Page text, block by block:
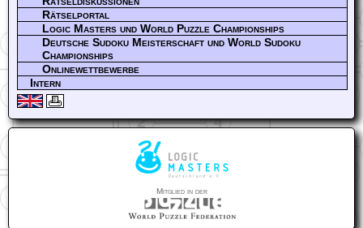
Rätselportal
Logic Masters und World Puzzle Championships
Deutsche Sudoku Meisterschaft und World Sudoku
Championships
Onlinewettbewerbe
Intern
Mitglied in der